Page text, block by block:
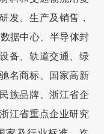
发、生产及销售，
据中心、半导体封
备、轨道交通、绿
名商标、国家高新
族品牌、浙江省企
江省重点企业研究